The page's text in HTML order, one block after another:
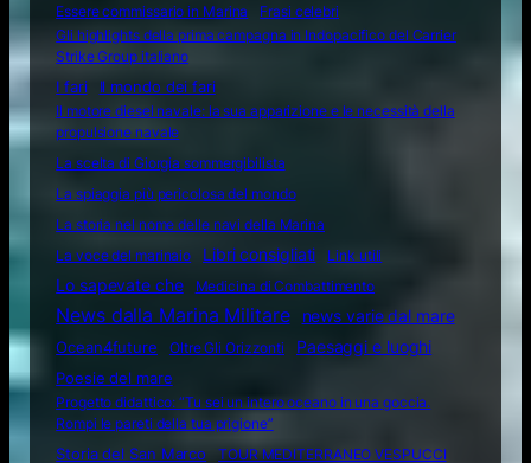
Essere commissario in Marina
Frasi celebri
Gli highlights della prima campagna in Indopacifico del Carrier
Strike Group italiano
I fari
Il mondo dei fari
Il motore diesel navale: la sua apparizione e le necessità della
propulsione navale
La scelta di Giorgia sommergibilista
La spiaggia più pericolosa del mondo
La storia nel nome delle navi della Marina
La voce del marinaio
Libri consigliati Link utili
Lo sapevate che Medicina di Combattimento
News dalla Marina Militare
news varie dal mare
Ocean4future
Oltre Gli Orizzonti
Paesaggi e luoghi
Poesie del mare
Progetto didattico: “Tu sei un intero oceano in una goccia.
Rompi le pareti della tua prigione”
Storia del San Marco
TOUR MEDITERRANEO VESPUCCI